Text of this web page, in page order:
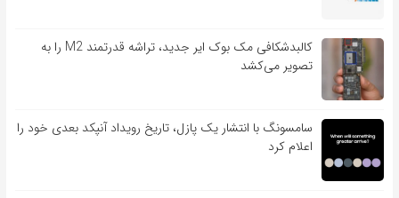
کالبدشکافی مک بوک ایر جدید، تراشه قدرتمند M2 را به
تصویر می‌کشد
سامسونگ با انتشار یک پازل، تاریخ رویداد آنپکد بعدی خود را
اعلام کرد